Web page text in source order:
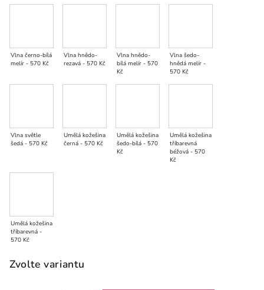
Zvolte variantu
Vlna černo-bílá
melír - 570 Kč
Vlna hnědo-
rezavá - 570 Kč
Vlna hnědo-
bílá melír - 570
Kč
Vlna šedo-
hnědá melír -
570 Kč
Vlna světle
šedá - 570 Kč
Umělá kožešina
černá - 570 Kč
Umělá kožešina
šedo-bílá - 570
Kč
Umělá kožešina
tříbarevná
béžová - 570
Kč
Umělá kožešina
tříbarevná -
570 Kč